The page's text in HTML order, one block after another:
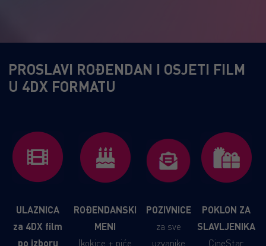
PROSLAVI ROĐENDAN I OSJETI FILM
U 4DX FORMATU
ULAZNICA
za 4DX film
po izboru
ROĐENDANSKI
MENI
(kokice + piće
POZIVNICE
za sve
uzvanike
POKLON ZA
SLAVLJENIKA
CineStar